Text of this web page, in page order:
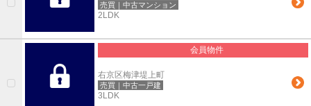
売買｜中古マンション
2LDK
会員物件
右京区梅津堤上町
売買｜中古一戸建
3LDK